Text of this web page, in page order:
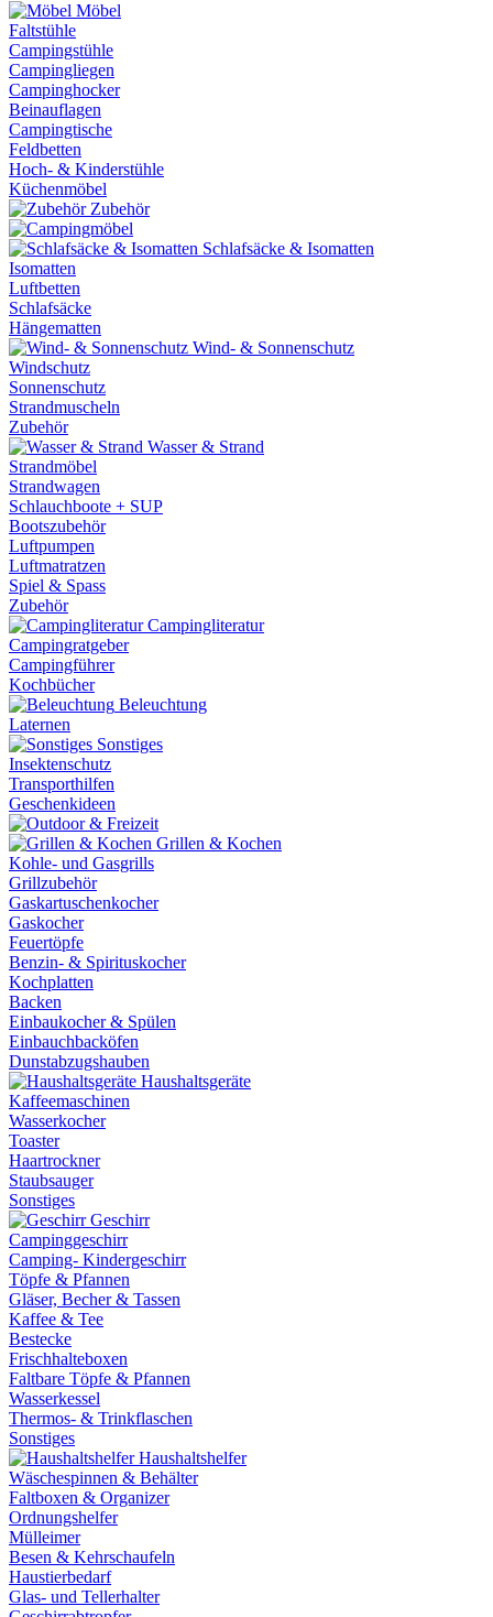
Möbel
Faltstühle
Campingstühle
Campingliegen
Campinghocker
Beinauflagen
Campingtische
Feldbetten
Hoch- & Kinderstühle
Küchenmöbel
Zubehör
Schlafsäcke & Isomatten
Isomatten
Luftbetten
Schlafsäcke
Hängematten
Wind- & Sonnenschutz
Windschutz
Sonnenschutz
Strandmuscheln
Zubehör
Wasser & Strand
Strandmöbel
Strandwagen
Schlauchboote + SUP
Bootszubehör
Luftpumpen
Luftmatratzen
Spiel & Spass
Zubehör
Campingliteratur
Campingratgeber
Campingführer
Kochbücher
Beleuchtung
Laternen
Sonstiges
Insektenschutz
Transporthilfen
Geschenkideen
Grillen & Kochen
Kohle- und Gasgrills
Grillzubehör
Gaskartuschenkocher
Gaskocher
Feuertöpfe
Benzin- & Spirituskocher
Kochplatten
Backen
Einbaukocher & Spülen
Einbauchbacköfen
Dunstabzugshauben
Haushaltsgeräte
Kaffeemaschinen
Wasserkocher
Toaster
Haartrockner
Staubsauger
Sonstiges
Geschirr
Campinggeschirr
Camping- Kindergeschirr
Töpfe & Pfannen
Gläser, Becher & Tassen
Kaffee & Tee
Bestecke
Frischhalteboxen
Faltbare Töpfe & Pfannen
Wasserkessel
Thermos- & Trinkflaschen
Sonstiges
Haushaltshelfer
Wäschespinnen & Behälter
Faltboxen & Organizer
Ordnungshelfer
Mülleimer
Besen & Kehrschaufeln
Haustierbedarf
Glas- und Tellerhalter